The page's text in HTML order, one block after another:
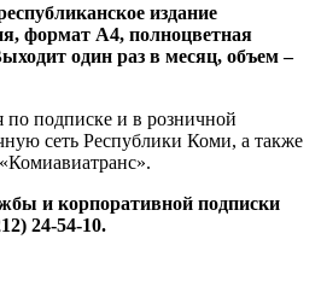
издание
формат А4, полноцветная
один раз в месяц, объем –
по подписке и в розничной
сеть Республики Коми, а также
и корпоративной подписки
24-54-10.